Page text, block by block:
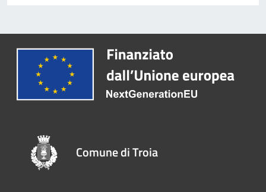
Comune di Troia